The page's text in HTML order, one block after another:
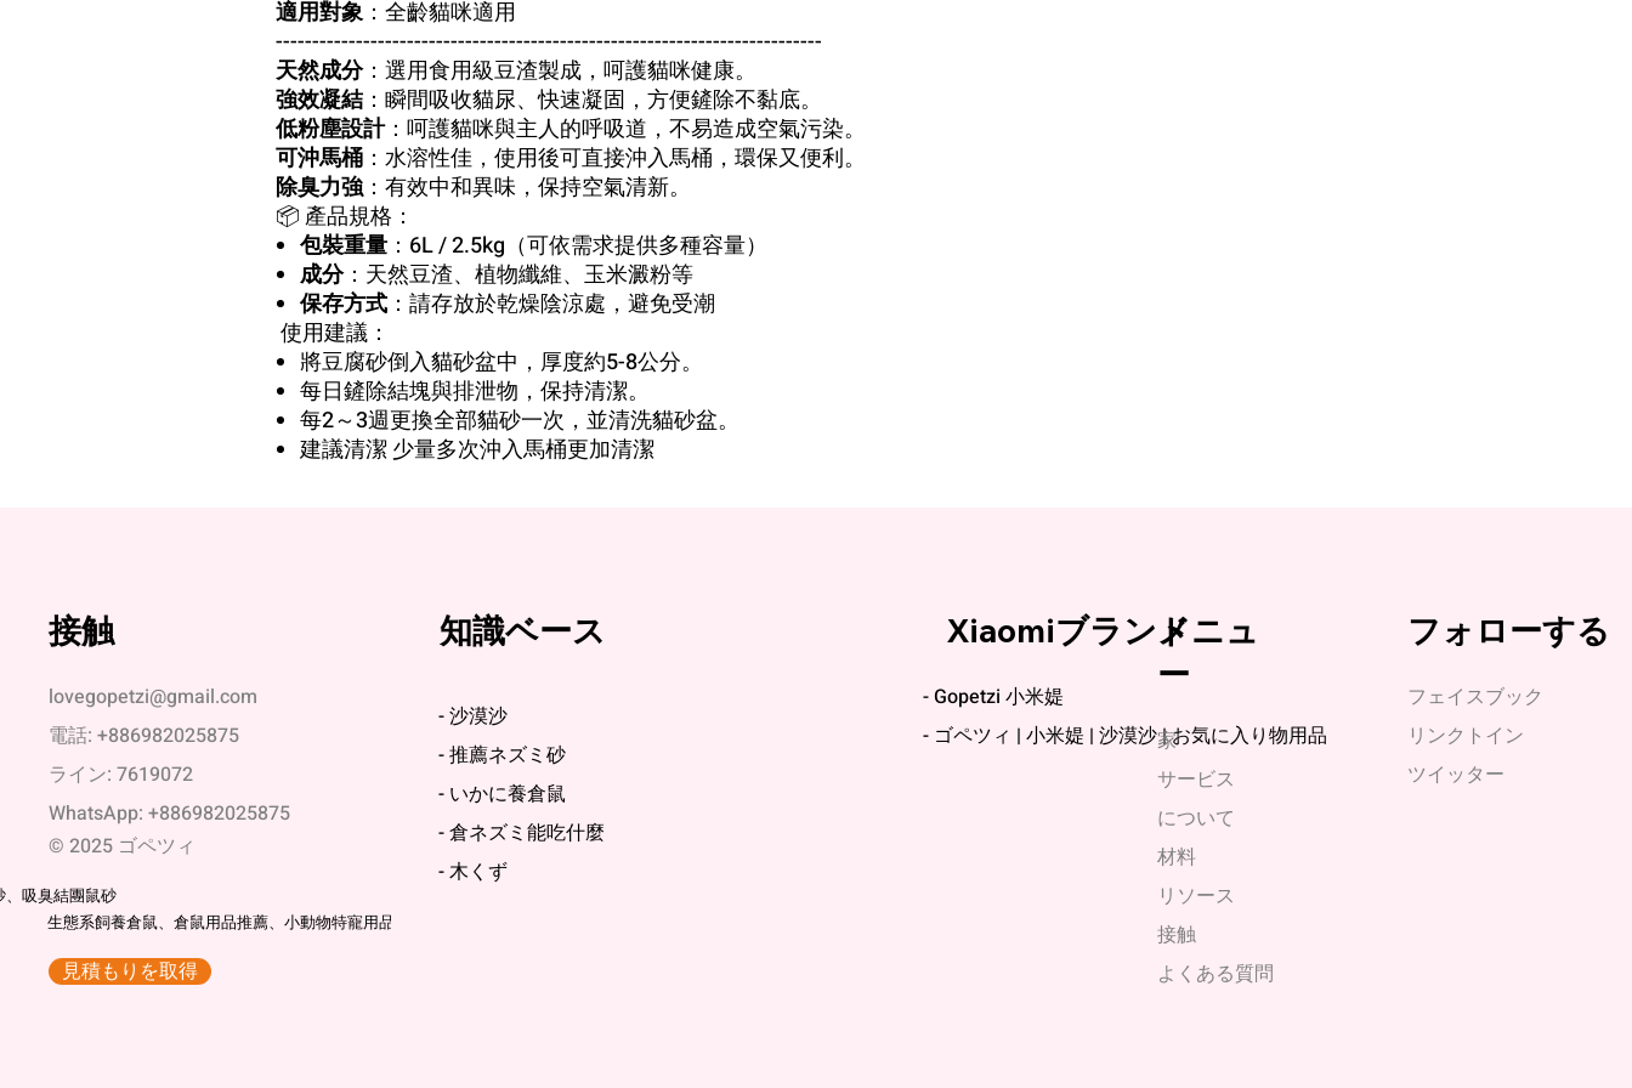
適用對象 ：全齡貓咪適用
---------------------------------------------------------------------------
天然成分：選用食用級豆渣製成，呵護貓咪健康。
強效凝結 ：瞬間吸收貓尿、快速凝固，方便鏟除不黏底。
低粉塵設計：呵護貓咪與主人的呼吸道，不易造成空氣污染。
可沖馬桶 ：水溶性佳，使用後可直接沖入馬桶，環保又便利。
除臭力強：有效中和異味，保持空氣清新。
📦 產品規格：
包裝重量 ：6L / 2.5kg（可依需求提供多種容量）
成分：天然豆渣、植物纖維、玉米澱粉等
保存方式 ：請存放於乾燥陰涼處，避免受潮
使用建議：
將豆腐砂倒入貓砂盆中，厚度約5-8公分。
每日鏟除結塊與排泄物，保持清潔。
每2～3週更換全部貓砂一次，並清洗貓砂盆。
建議清潔 少量多次沖入馬桶更加清潔
接触
lovegopetzi@gmail.com
電話: +886982025875
ライン: 7619072
WhatsApp: +886982025875
© 2025 ゴペツィ
生態系飼養倉鼠、倉鼠用品推薦、小動物特寵用品
見積もりを取得
知識ベース
- 沙漠沙
- 推薦ネズミ砂
- いかに養倉鼠
- 倉ネズミ能吃什麼
- 木くず
Xiaomiブランド
- Gopetzi 小米媞
- ゴペツィ | 小米媞 | 沙漠沙 | お気に入り物用品
メニュ
ー
家
サービス
について
材料
リソース
接触
よくある質問
フォローする
フェイスブック
リンクトイン
ツイッター
吸臭結團鼠砂